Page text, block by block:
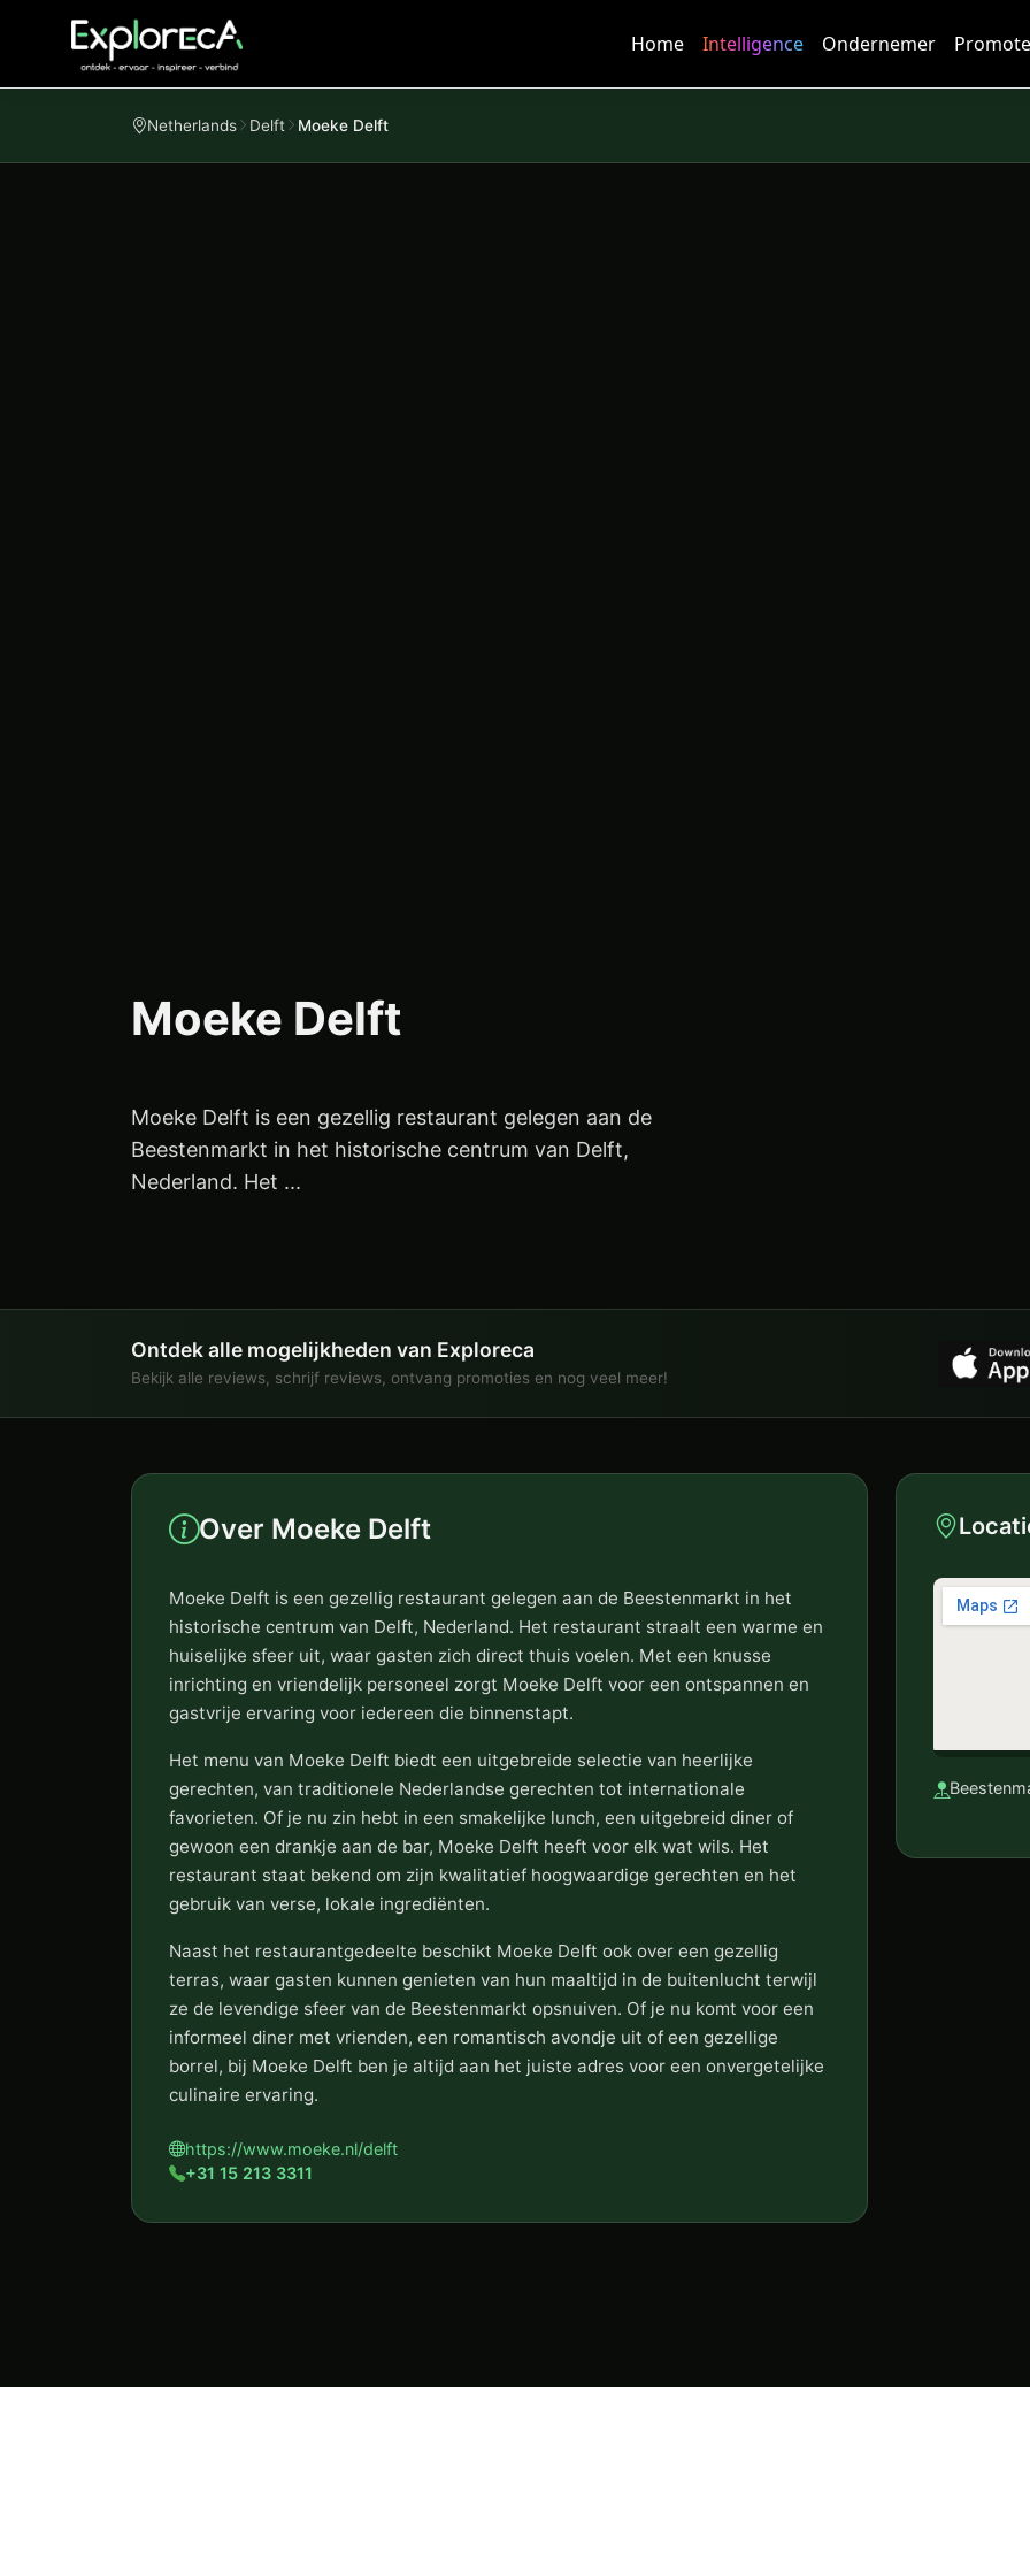
Home Intelligence Ondernemer
Netherlands Delft Moeke Delft
Moeke Delft
Moeke Delft is een gezellig restaurant gelegen aan de
Beestenmarkt in het historische centrum van Delft,
Nederland. Het ...
Ontdek alle mogelijkheden van Exploreca
Bekijk alle reviews, schrijf reviews, ontvang promoties en nog veel meer!
Over Moeke Delft
Moeke Delft is een gezellig restaurant gelegen aan de Beestenmarkt in het
historische centrum van Delft, Nederland. Het restaurant straalt een warme en
huiselijke sfeer uit, waar gasten zich direct thuis voelen. Met een knusse
inrichting en vriendelijk personeel zorgt Moeke Delft voor een ontspannen en
gastvrije ervaring voor iedereen die binnenstapt.
Het menu van Moeke Delft biedt een uitgebreide selectie van heerlijke
gerechten, van traditionele Nederlandse gerechten tot internationale
favorieten. Of je nu zin hebt in een smakelijke lunch, een uitgebreid diner of
gewoon een drankje aan de bar, Moeke Delft heeft voor elk wat wils. Het
restaurant staat bekend om zijn kwalitatief hoogwaardige gerechten en het
gebruik van verse, lokale ingrediënten.
Naast het restaurantgedeelte beschikt Moeke Delft ook over een gezellig
terras, waar gasten kunnen genieten van hun maaltijd in de buitenlucht terwijl
ze de levendige sfeer van de Beestenmarkt opsnuiven. Of je nu komt voor een
informeel diner met vrienden, een romantisch avondje uit of een gezellige
borrel, bij Moeke Delft ben je altijd aan het juiste adres voor een onvergetelijke
culinaire ervaring.
https://www.moeke.nl/delft
+31 15 213 3311